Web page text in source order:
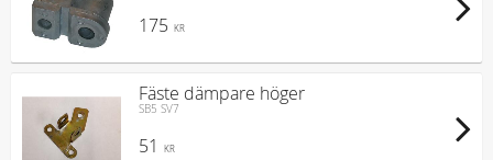
175 KR
Fäste dämpare höger
SB5 SV7
51 KR